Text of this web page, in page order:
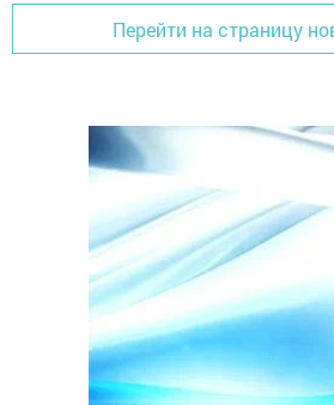
Перейти на страницу